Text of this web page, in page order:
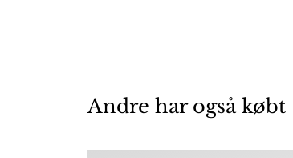
Andre har også købt